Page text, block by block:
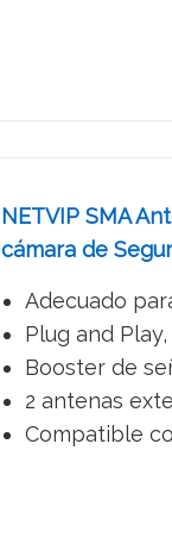
NETVIP SMA
cámara de
Adecuado
Plug and
Booster de
2 antenas
Compatible